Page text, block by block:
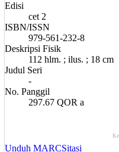
Edisi
cet 2
ISBN/ISSN
979-561-232-8
Deskripsi Fisik
112 hlm. ; ilus. ; 18 cm
Judul Seri
-
No. Panggil
297.67 QOR a
Unduh MARCSitasi